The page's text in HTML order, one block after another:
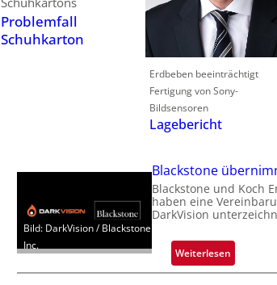
Problemfall
Schuhkarton
Erdbeben beeinträchtigt
Fertigung von Sony-
Bildsensoren
Lagebericht
Bild: DarkVision / Blackstone
Inc.
Blackstone
Blackstone und Koch
haben eine
DarkVision
Weiterlesen:
B